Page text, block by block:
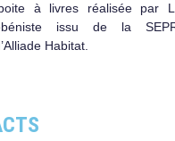
à livres réalisée par
issu de la
Habitat.